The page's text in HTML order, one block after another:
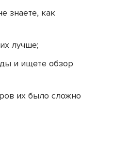
знаете, как
лучше;
и ищете обзор
их было сложно